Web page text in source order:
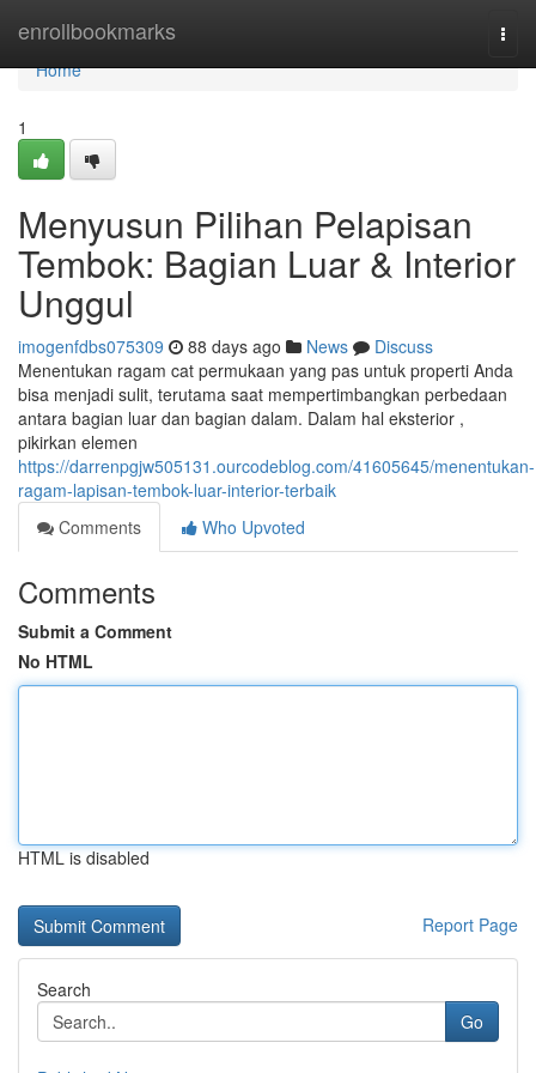
enrollbookmarks
Home
Home
1
Menyusun Pilihan Pelapisan
Tembok: Bagian Luar & Interior
Unggul
imogenfdbs075309 88 days ago News
Discuss
Menentukan ragam cat permukaan yang pas untuk properti Anda
bisa menjadi sulit, terutama saat mempertimbangkan perbedaan
antara bagian luar dan bagian dalam. Dalam hal eksterior ,
pikirkan elemen
https://darrenpgjw505131.ourcodeblog.com/41605645/menentukan-
ragam-lapisan-tembok-luar-interior-terbaik
Comments
Who Upvoted
Comments
Submit a Comment
No HTML
HTML is disabled
Report Page
Search
Go